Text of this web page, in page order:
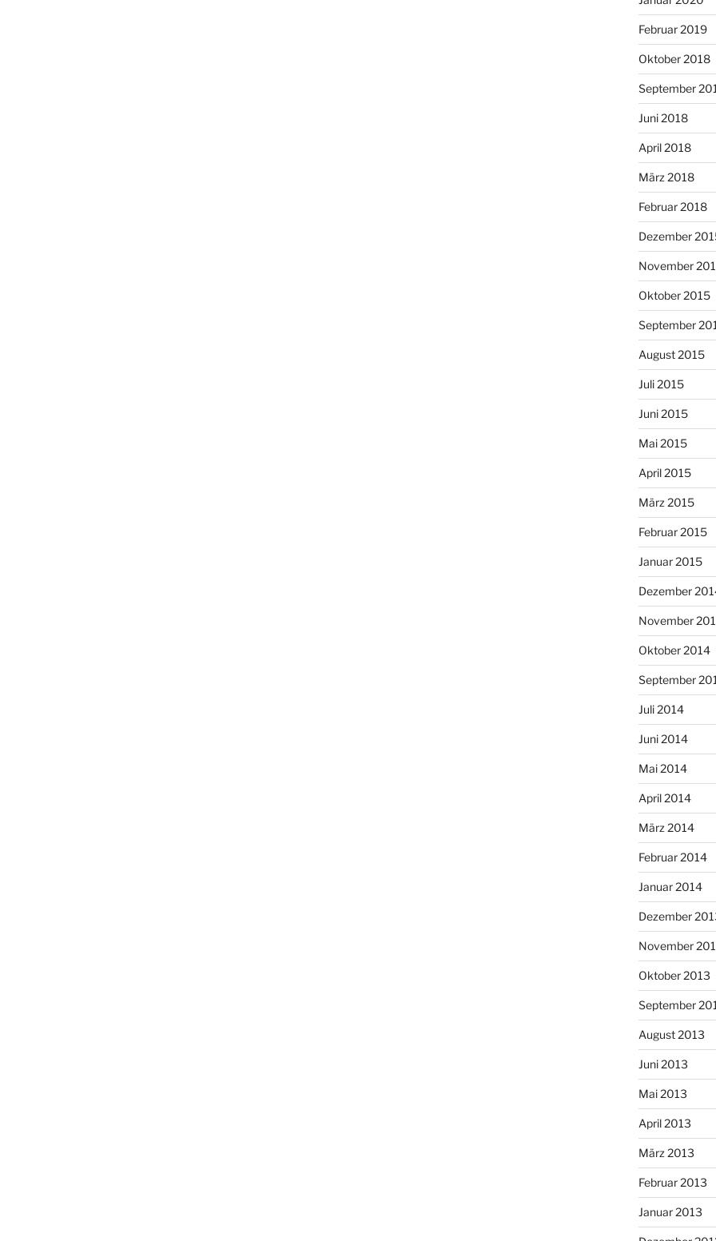
Februar 2019
Oktober 2018
September
Juni 2018
April 2018
März 2018
Februar 2018
Dezember
November
Oktober 2015
September
August 2015
Juli 2015
Juni 2015
Mai 2015
April 2015
März 2015
Februar 2015
Januar 2015
Dezember
November
Oktober 2014
September
Juli 2014
Juni 2014
Mai 2014
April 2014
März 2014
Februar 2014
Januar 2014
Dezember
November
Oktober 2013
September
August 2013
Juni 2013
Mai 2013
April 2013
März 2013
Februar 2013
Januar 2013